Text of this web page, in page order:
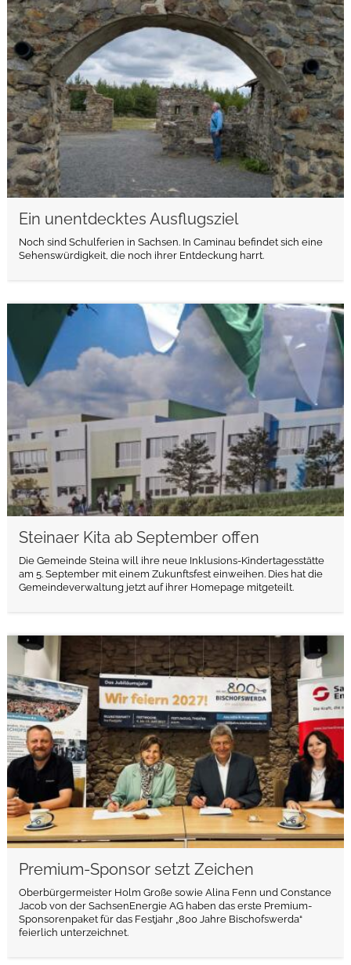
Ein unentdecktes Ausflugsziel
Noch sind Schulferien in Sachsen. In Caminau befindet sich eine
Sehenswürdigkeit, die noch ihrer Entdeckung harrt.
weiterlesen
Steinaer Kita ab September offen
Die Gemeinde Steina will ihre neue Inklusions-Kindertagesstätte
am 5. September mit einem Zukunftsfest einweihen. Dies hat die
Gemeindeverwaltung jetzt auf ihrer Homepage mitgeteilt.
weiterlesen
Premium-Sponsor setzt Zeichen
Oberbürgermeister Holm Große sowie Alina Fenn und Constance
Jacob von der SachsenEnergie AG haben das erste Premium-
Sponsorenpaket für das Festjahr „800 Jahre Bischofswerda“
feierlich unterzeichnet.
weiterlesen